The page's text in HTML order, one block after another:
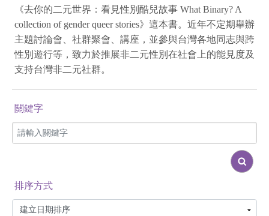
《去你的二元世界：看見性別酷兒故事 What Binary? A
collection of gender queer stories》這本書。近年不定期舉辦
主題討論會、社群聚會、講座，並參與台灣各地同志與跨
性別遊行等，致力於推展非二元性別在社會上的能見度及
支持台灣非二元社群。
關鍵字
排序方式